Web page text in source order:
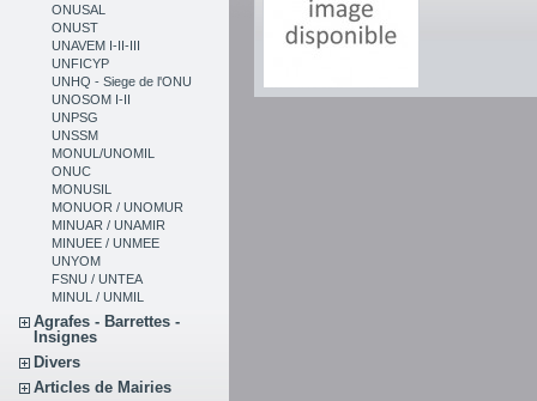
ONUSAL
ONUST
UNAVEM I-II-III
UNFICYP
UNHQ - Siege de l'ONU
UNOSOM I-II
UNPSG
UNSSM
MONUL/UNOMIL
ONUC
MONUSIL
MONUOR / UNOMUR
MINUAR / UNAMIR
MINUEE / UNMEE
UNYOM
FSNU / UNTEA
MINUL / UNMIL
Agrafes - Barrettes -
Insignes
Divers
Articles de Mairies